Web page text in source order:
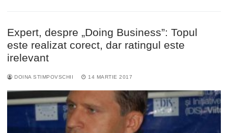
Expert, despre „Doing Business”: Topul
este realizat corect, dar ratingul este
irelevant
DOINA STIMPOVSCHII 14 MARTIE 2017